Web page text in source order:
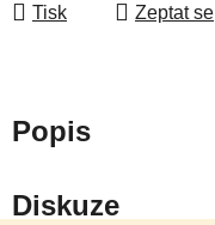
Tisk Zeptat se
Popis
Diskuze